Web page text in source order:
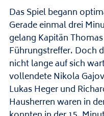
Das Spiel begann
Gerade einmal drei
gelang Kapitän
Führungstreffer. Doch
nicht lange auf sich
vollendete Nikola
Lukas Heger und
Hausherren waren in